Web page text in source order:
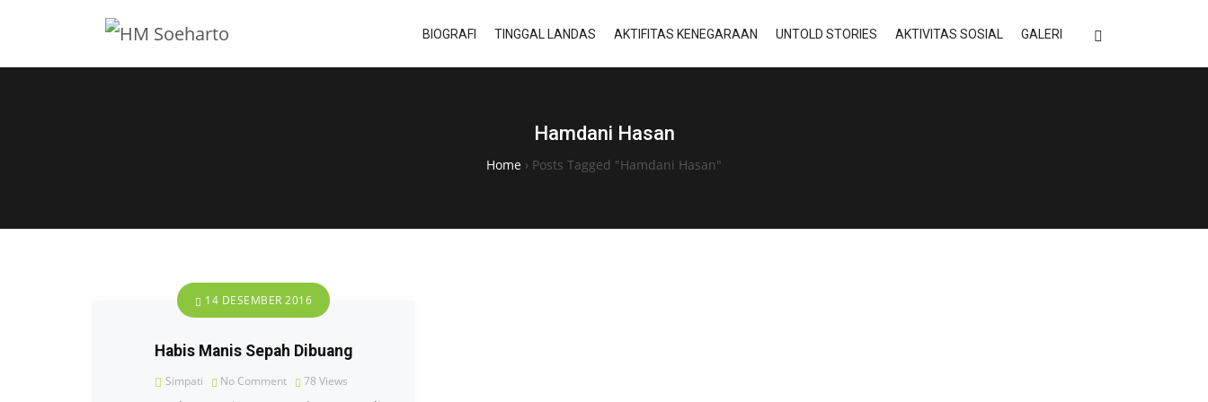
BIOGRAFI TINGGAL LANDAS AKTIFITAS KENEGARAAN UNTOLD STORIES AKTIVITAS SOSIAL GALERI
Hamdani Hasan
Home › Posts Tagged "Hamdani Hasan"
14 DESEMBER 2016
Habis Manis Sepah Dibuang
Simpati No Comment 78 Views